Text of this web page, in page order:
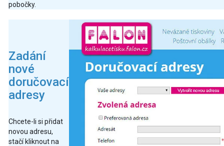
pobočky.
Zadání
nové
doručovací
adresy
Chcete-li si přidat
novou adresu,
stačí kliknout na